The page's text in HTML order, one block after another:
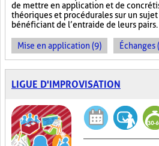
de mettre en application et de
théoriques et procédurales sur un
bénéficiant de l’entraide de leurs pairs.
Mise en application (9) Échanges
LIGUE D'IMPROVISATION